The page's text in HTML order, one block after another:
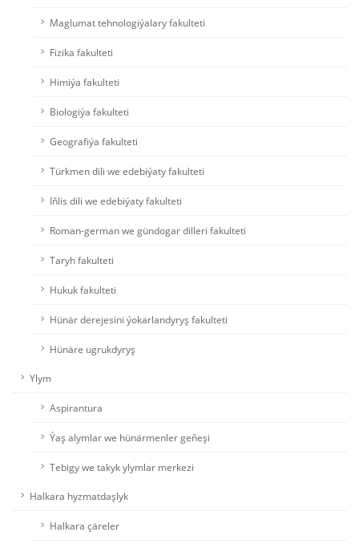
Maglumat tehnologiýalary fakulteti
Fizika fakulteti
Himiýa fakulteti
Biologiýa fakulteti
Geografiýa fakulteti
Türkmen dili we edebiýaty fakulteti
Iňlis dili we edebiýaty fakulteti
Roman-german we gündogar dilleri fakulteti
Taryh fakulteti
Hukuk fakulteti
Hünär derejesini ýokarlandyryş fakulteti
Hünäre ugrukdyryş
Ylym
Aspirantura
Ýaş alymlar we hünärmenler geňeşi
Tebigy we takyk ylymlar merkezi
Halkara hyzmatdaşlyk
Halkara çäreler